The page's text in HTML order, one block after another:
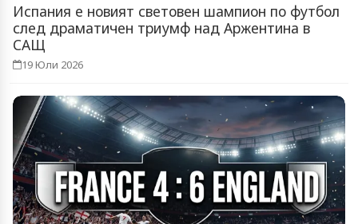
Испания е новият световен шампион по футбол
след драматичен триумф над Аржентина в
САЩ
19 Юли 2026